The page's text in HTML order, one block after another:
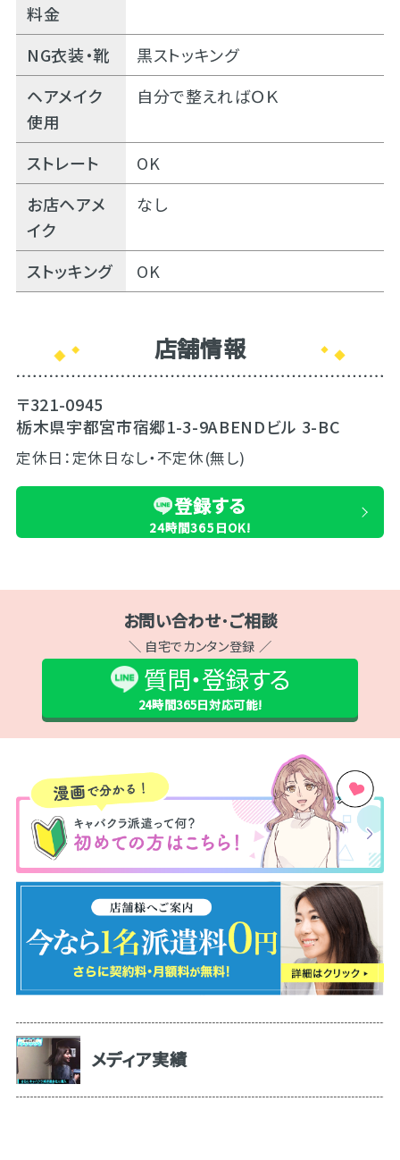
料金
NG衣装・靴
黒ストッキング
ヘアメイク
使用
自分で整えればＯＫ
ストレート
OK
お店ヘアメ
イク
なし
ストッキング OK
店舗情報
〒321-0945
栃木県宇都宮市宿郷1-3-9ABENDビル 3-BC
定休日：定休日なし・不定休(無し)
登録する
24時間365日OK!
お問い合わせ･ご相談
＼ 自宅でカンタン登録 ／
質問・登録する
24時間365日対応可能!
メディア実績